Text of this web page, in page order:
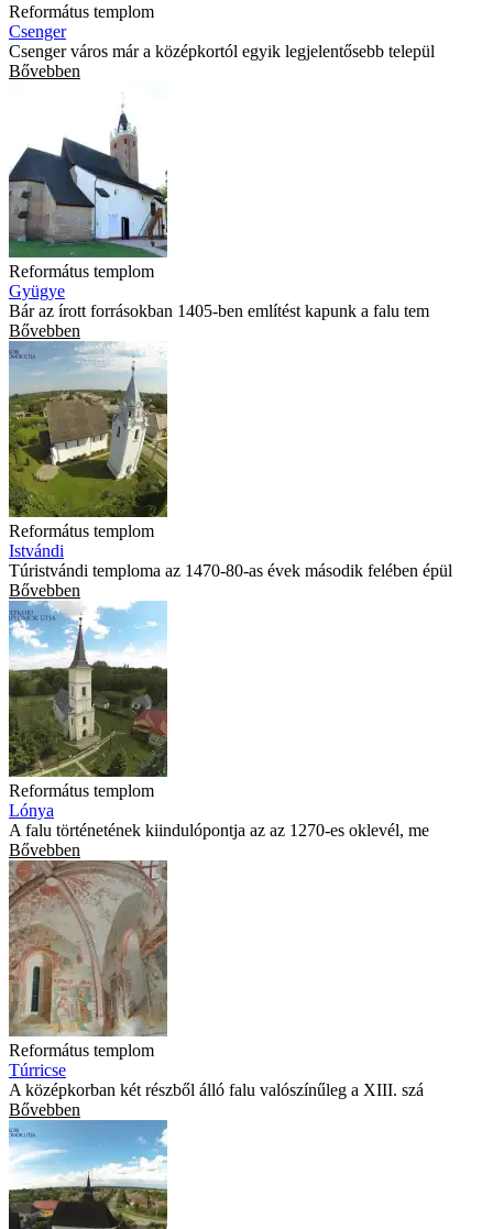
Református templom
Csenger
Csenger város már a középkortól egyik legjelentősebb települ
Bővebben
Református templom
Gyügye
Bár az írott forrásokban 1405-ben említést kapunk a falu tem
Bővebben
Református templom
Istvándi
Túristvándi temploma az 1470-80-as évek második felében épül
Bővebben
Református templom
Lónya
A falu történetének kiindulópontja az az 1270-es oklevél, me
Bővebben
Református templom
Túrricse
A középkorban két részből álló falu valószínűleg a XIII. szá
Bővebben